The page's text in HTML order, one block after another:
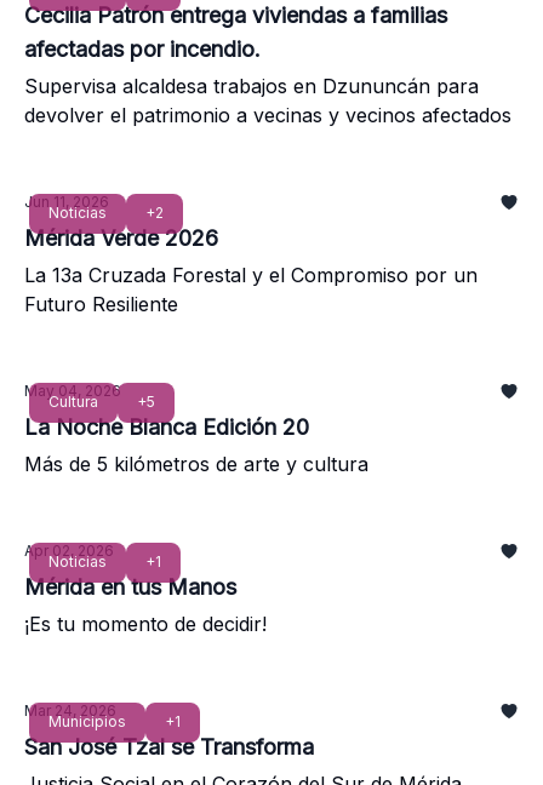
Cecilia Patrón entrega viviendas a familias
afectadas por incendio.
Supervisa alcaldesa trabajos en Dzununcán para
devolver el patrimonio a vecinas y vecinos afectados
Noticias +2
Jun 11, 2026
Mérida Verde 2026
La 13a Cruzada Forestal y el Compromiso por un
Futuro Resiliente
Cultura +5
May 04, 2026
La Noche Blanca Edición 20
Más de 5 kilómetros de arte y cultura
Noticias +1
Apr 02, 2026
Mérida en tus Manos
¡Es tu momento de decidir!
Municipios +1
Mar 24, 2026
San José Tzal se Transforma